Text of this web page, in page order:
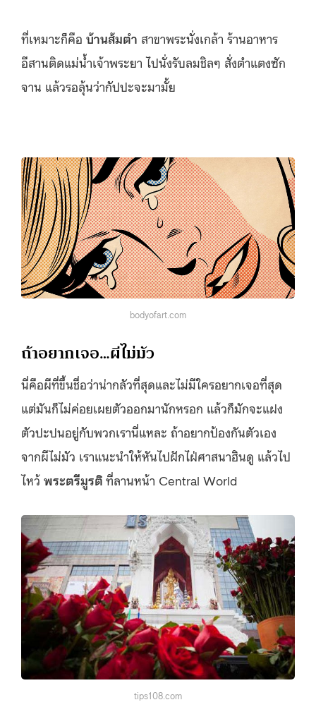
ที่เหมาะก็คือ บ้านส้มตำ สาขาพระนั่งเกล้า ร้านอาหาร
อีสานติดแม่น้ำเจ้าพระยา ไปนั่งรับลมชิลๆ สั่งตำแตงซัก
จาน แล้วรอลุ้นว่ากัปปะจะมามั้ย
bodyofart.com
ถ้าอยากเจอ…ผีไม่มัว
นี่คือผีที่ขึ้นชื่อว่าน่ากลัวที่สุดและไม่มีใครอยากเจอที่สุด
แต่มันก็ไม่ค่อยเผยตัวออกมานักหรอก แล้วก็มักจะแฝง
ตัวปะปนอยู่กับพวกเรานี่แหละ ถ้าอยากป้องกันตัวเอง
จากผีไม่มัว เราแนะนำให้หันไปฝักไฝ่ศาสนาฮินดู แล้วไป
ไหว้ พระตรีมูรติ ที่ลานหน้า Central World
tips108.com